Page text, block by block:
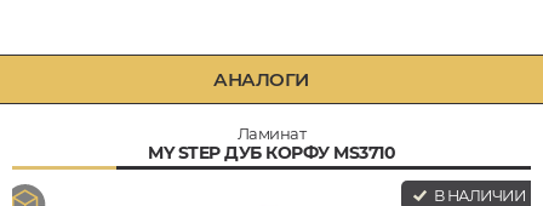
АНАЛОГИ
Ламинат
MY STEP ДУБ КОРФУ MS3710
В НАЛИЧИИ